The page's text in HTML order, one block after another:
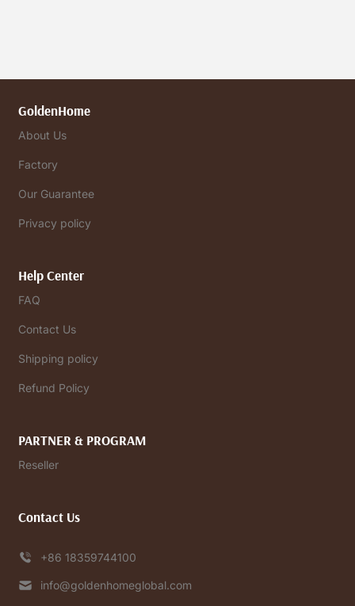
GoldenHome
About Us
Factory
Our Guarantee
Privacy policy
Help Center
FAQ
Contact Us
Shipping policy
Refund Policy
PARTNER & PROGRAM
Reseller
Contact Us
+86 18359744100
info@goldenhomeglobal.com